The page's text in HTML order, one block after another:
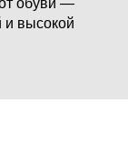
и высокой